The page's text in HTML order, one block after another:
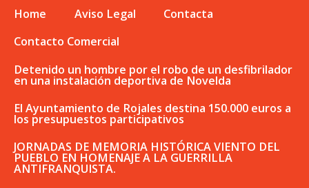
Home Aviso Legal
Contacta
Contacto Comercial
Detenido un hombre por el robo de un desfibrilador
en una instalación deportiva de Novelda
El Ayuntamiento de Rojales destina 150.000 euros a
los presupuestos participativos
JORNADAS DE MEMORIA HISTÓRICA VIENTO DEL
PUEBLO EN HOMENAJE A LA GUERRILLA
ANTIFRANQUISTA.